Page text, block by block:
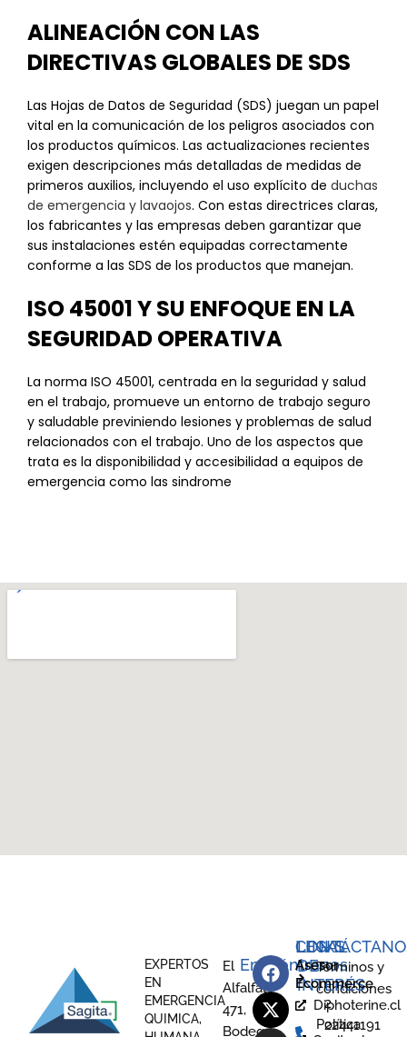
ALINEACIÓN CON LAS
DIRECTIVAS GLOBALES DE SDS
Las Hojas de Datos de Seguridad (SDS) juegan un papel
vital en la comunicación de los peligros asociados con
los productos químicos. Las actualizaciones recientes
exigen descripciones más detalladas de medidas de
primeros auxilios, incluyendo el uso explícito de duchas
de emergencia y lavaojos. Con estas directrices claras,
los fabricantes y las empresas deben garantizar que
sus instalaciones estén equipadas correctamente
conforme a las SDS de los productos que manejan.
ISO 45001 Y SU ENFOQUE EN LA
SEGURIDAD OPERATIVA
La norma ISO 45001, centrada en la seguridad y salud
en el trabajo, promueve un entorno de trabajo seguro
y saludable previniendo lesiones y problemas de salud
relacionados con el trabajo. Uno de los aspectos que
trata es la disponibilidad y accesibilidad a equipos de
emergencia como las sindrome
EXPERTOS
EN
EMERGENCIA
QUIMICA,
El
Alfalfal
471,
Bodega
Encuéntranos
LEGAL
Términos y
condiciones
Política
LINKS
DE
INTERÉS
Diphoterine.cl
Asesor
Ecommerce
2
22441191